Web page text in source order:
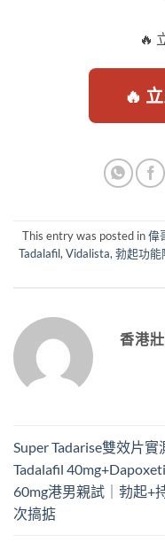
🔥
🔥
This entry was posted in偉
Tadalafil,Vidalista,勃起功能
香港
Super Tadarise雙效片實
Tadalafil
60mg港男親試｜勃起+
次搞掂